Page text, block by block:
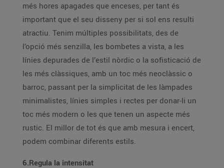
més hores apagades que enceses, per tant és
important que el seu disseny per si sol ens resulti
atractiu. Tenim múltiples possibilitats, des de
l’opció més senzilla, les bombetes a vista, a les
línies depurades de l’estil nòrdic o la sofisticació de
les més clàssiques, amb un toc més neoclàssic o
barroc, passant per la simplicitat de les làmpades
minimalistes, línies simples i rectes per donar-li un
toc més modern o les que tenen un aspecte més
rustic. El millor de tot és que amb mesura i encert,
podem combinar diferents estils.
6.Regula la intensitat